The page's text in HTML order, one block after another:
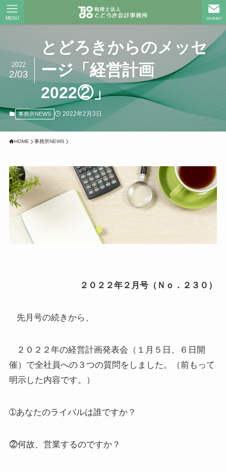
contact
MENU
とどろきからのメッセ
ージ「経営計画
2022②」
2022
2/03
事務所NEWS 2022年2月3日
HOME 事務所NEWS
２０２２年２月号（Ｎｏ．２３０）
先月号の続きから、
２０２２年の経営計画発表会（１月５日、６日開
催）で全社員への３つの質問をしました。（前もって
明示した内容です。）
➀あなたのライバルは誰ですか？
⓶何故、営業するのですか？